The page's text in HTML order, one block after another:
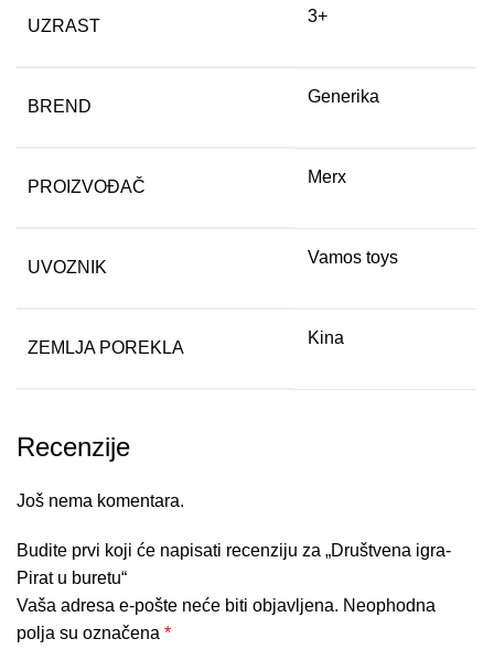
UZRAST
3+
BREND
Generika
PROIZVOĐAČ
Merx
UVOZNIK
Vamos toys
ZEMLJA POREKLA
Kina
Recenzije
Još nema komentara.
Budite prvi koji će napisati recenziju za „Društvena igra-
Pirat u buretu“
Vaša adresa e-pošte neće biti objavljena. Neophodna
polja su označena*